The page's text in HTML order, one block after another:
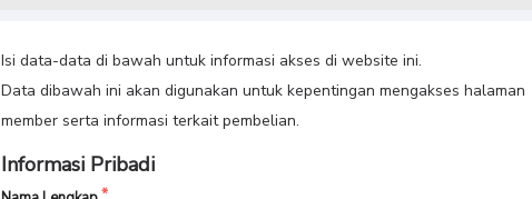
Isi data-data di bawah untuk informasi akses di website ini.
Data dibawah ini akan digunakan untuk kepentingan mengakses halaman
member serta informasi terkait pembelian.
Informasi Pribadi